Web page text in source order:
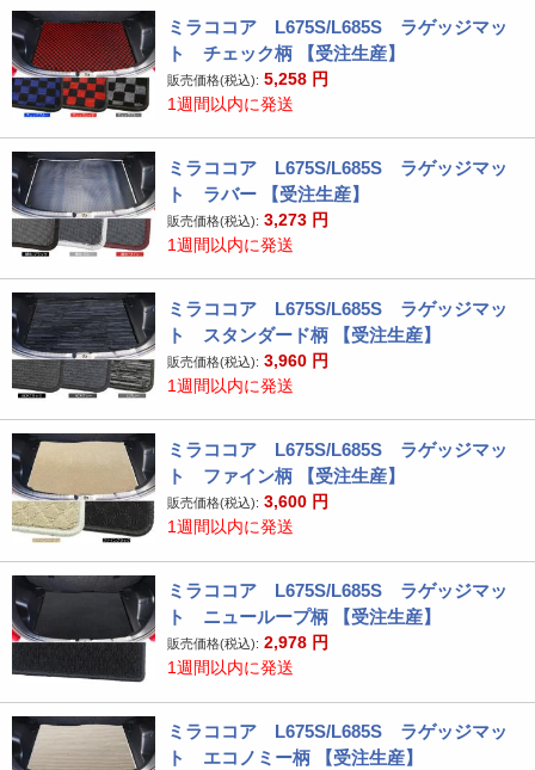
ミラココア L675S/L685S ラゲッジマッ
ト チェック柄 【受注生産】
販売価格(税込): 5,258 円
1週間以内に発送
ミラココア L675S/L685S ラゲッジマッ
ト ラバー 【受注生産】
販売価格(税込): 3,273 円
1週間以内に発送
ミラココア L675S/L685S ラゲッジマッ
ト スタンダード柄 【受注生産】
販売価格(税込): 3,960 円
1週間以内に発送
ミラココア L675S/L685S ラゲッジマッ
ト ファイン柄 【受注生産】
販売価格(税込): 3,600 円
1週間以内に発送
ミラココア L675S/L685S ラゲッジマッ
ト ニューループ柄 【受注生産】
販売価格(税込): 2,978 円
1週間以内に発送
ミラココア L675S/L685S ラゲッジマッ
ト エコノミー柄 【受注生産】